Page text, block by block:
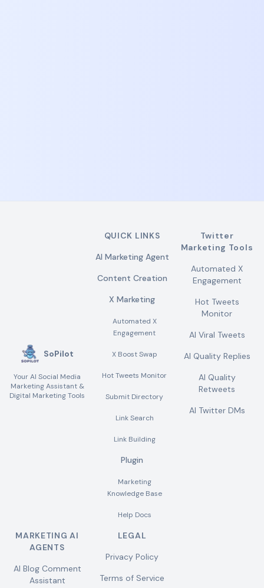
SoPilot
Your AI Social Media
Marketing Assistant &
Digital Marketing Tools
QUICK LINKS
AI Marketing Agent
Content Creation
X Marketing
Automated X
Engagement
X Boost Swap
Hot Tweets Monitor
Submit Directory
Link Search
Link Building
Plugin
Marketing
Knowledge Base
Help Docs
Twitter
Marketing Tools
Automated X
Engagement
Hot Tweets
Monitor
AI Viral Tweets
AI Quality Replies
AI Quality
Retweets
AI Twitter DMs
MARKETING AI
AGENTS
AI Blog Comment
Assistant
LEGAL
Privacy Policy
Terms of Service